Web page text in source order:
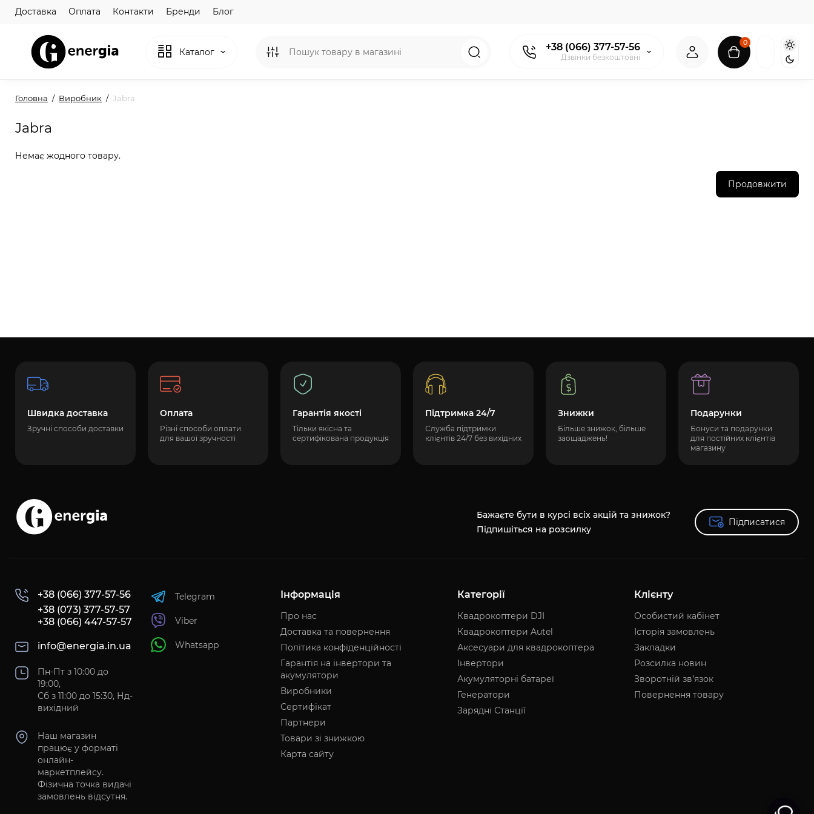
Доставка Оплата Контакти Бренди Блог
Каталог +38 (066) 377-57-56
Дзвінки безкоштовні
0
Головна Виробник Jabra
Jabra
Немає жодного товару.
Продовжити
Швидка доставка
Зручні способи доставки
Оплата
Різні способи оплати
для вашої зручності
Гарантія якості
Тільки якісна та
сертифікована продукція
Підтримка 24/7
Служба підтримки
клієнтів 24/7 без вихідних
Знижки
Більше знижок, більше
заощаджень!
Подарунки
Бонуси та подарунки
для постійних клієнтів
магазину
Бажаєте бути в курсі всіх акцій та знижок?
Підпишіться на розсилку
Підписатися
Підписатися
+38 (066) 377-57-56
+38 (073) 377-57-57
+38 (066) 447-57-57
info@energia.in.ua
Пн-Пт з 10:00 до
19:00,
Сб з 11:00 до 15:30, Нд-
вихідний
Наш магазин
працює у форматі
онлайн-
маркетплейсу.
Фізична точка видачі
замовлень відсутня.
Telegram
Viber
Whatsapp
Інформація
Про нас
Доставка та повернення
Політика конфіденційності
Гарантія на інвертори та
акумулятори
Виробники
Сертифікат
Партнери
Товари зі знижкою
Карта сайту
Категорії
Квадрокоптери DJI
Квадрокоптери Autel
Аксесуари для квадрокоптера
Інвертори
Акумуляторні батареї
Генератори
Зарядні Станції
Клієнту
Особистий кабінет
Історія замовлень
Закладки
Розсилка новин
Зворотній зв’язок
Повернення товару